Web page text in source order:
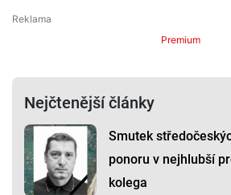
Premium
Nejčtenější články
Smutek
ponoru v nejhlubší
kolega